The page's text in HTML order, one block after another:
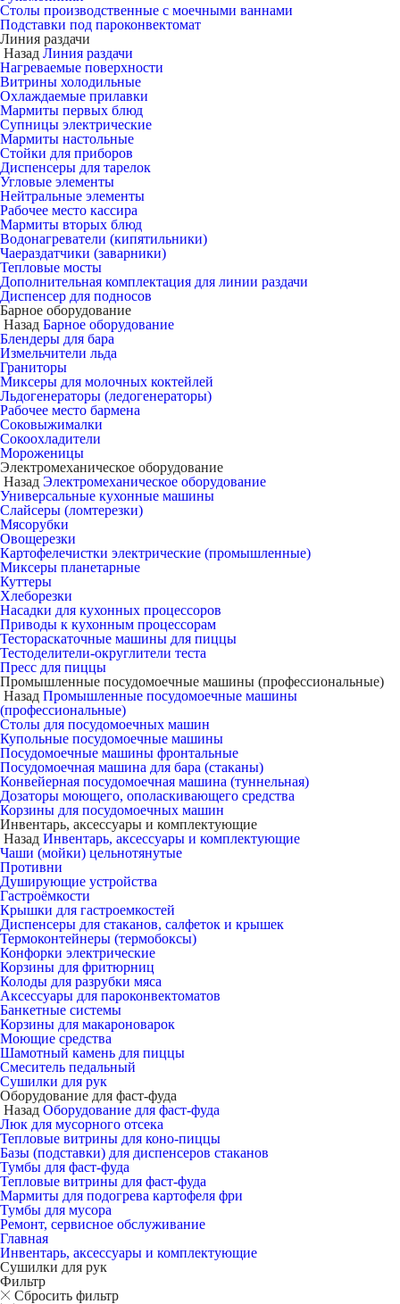
Столы производственные с моечными ваннами
Подставки под пароконвектомат
Линия раздачи
Назад Линия раздачи
Нагреваемые поверхности
Витрины холодильные
Охлаждаемые прилавки
Мармиты первых блюд
Супницы электрические
Мармиты настольные
Стойки для приборов
Диспенсеры для тарелок
Угловые элементы
Нейтральные элементы
Рабочее место кассира
Мармиты вторых блюд
Водонагреватели (кипятильники)
Чаераздатчики (заварники)
Тепловые мосты
Дополнительная комплектация для линии раздачи
Диспенсер для подносов
Барное оборудование
Назад Барное оборудование
Блендеры для бара
Измельчители льда
Граниторы
Миксеры для молочных коктейлей
Льдогенераторы (ледогенераторы)
Рабочее место бармена
Соковыжималки
Сокоохладители
Мороженицы
Электромеханическое оборудование
Назад Электромеханическое оборудование
Универсальные кухонные машины
Слайсеры (ломтерезки)
Мясорубки
Овощерезки
Картофелечистки электрические (промышленные)
Миксеры планетарные
Куттеры
Хлеборезки
Насадки для кухонных процессоров
Приводы к кухонным процессорам
Тестораскаточные машины для пиццы
Тестоделители-округлители теста
Пресс для пиццы
Промышленные посудомоечные машины (профессиональные)
Назад Промышленные посудомоечные машины
(профессиональные)
Столы для посудомоечных машин
Купольные посудомоечные машины
Посудомоечные машины фронтальные
Посудомоечная машина для бара (стаканы)
Конвейерная посудомоечная машина (туннельная)
Дозаторы моющего, ополаскивающего средства
Корзины для посудомоечных машин
Инвентарь, аксессуары и комплектующие
Назад Инвентарь, аксессуары и комплектующие
Чаши (мойки) цельнотянутые
Противни
Душирующие устройства
Гастроёмкости
Крышки для гастроемкостей
Диспенсеры для стаканов, салфеток и крышек
Термоконтейнеры (термобоксы)
Конфорки электрические
Корзины для фритюрниц
Колоды для разрубки мяса
Аксессуары для пароконвектоматов
Банкетные системы
Корзины для макароноварок
Моющие средства
Шамотный камень для пиццы
Смеситель педальный
Сушилки для рук
Оборудование для фаст-фуда
Назад Оборудование для фаст-фуда
Люк для мусорного отсека
Тепловые витрины для коно-пиццы
Базы (подставки) для диспенсеров стаканов
Тумбы для фаст-фуда
Тепловые витрины для фаст-фуда
Мармиты для подогрева картофеля фри
Тумбы для мусора
Ремонт, сервисное обслуживание
Главная
Инвентарь, аксессуары и комплектующие
Сушилки для рук
Фильтр
Сбросить фильтр